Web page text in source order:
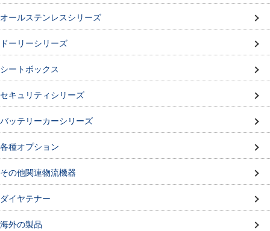
オールステンレスシリーズ
ドーリーシリーズ
シートボックス
セキュリティシリーズ
バッテリーカーシリーズ
各種オプション
その他関連物流機器
ダイヤテナー
海外の製品